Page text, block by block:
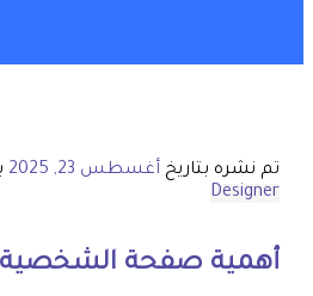
تم نشره بتاريخ أغسطس 23, 2025
Designer
أهمية صفحة الشخصية